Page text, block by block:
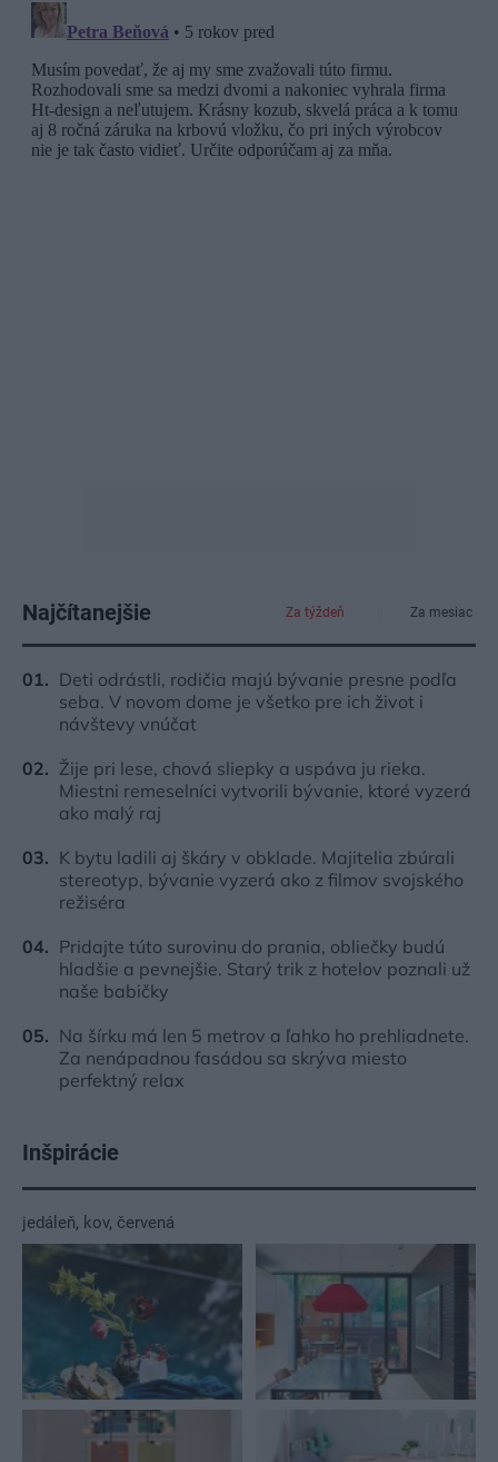
Najčítanejšie Za týždeň Za mesiac
Deti odrástli, rodičia majú bývanie presne podľa
seba. V novom dome je všetko pre ich život i
návštevy vnúčat
Žije pri lese, chová sliepky a uspáva ju rieka.
Miestni remeselníci vytvorili bývanie, ktoré vyzerá
ako malý raj
K bytu ladili aj škáry v obklade. Majitelia zbúrali
stereotyp, bývanie vyzerá ako z filmov svojského
režiséra
Pridajte túto surovinu do prania, obliečky budú
hladšie a pevnejšie. Starý trik z hotelov poznali už
naše babičky
Na šírku má len 5 metrov a ľahko ho prehliadnete.
Za nenápadnou fasádou sa skrýva miesto
perfektný relax
Inšpirácie
jedáleň, kov, červená